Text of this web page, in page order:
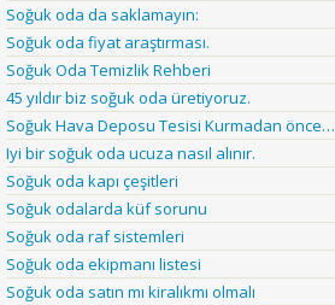
Soğuk oda da saklamayın:
Soğuk oda fiyat araştırması.
Soğuk Oda Temizlik Rehberi
45 yıldır biz soğuk oda üretiyoruz.
Soğuk Hava Deposu Tesisi Kurmadan önce…
Iyi bir soğuk oda ucuza nasıl alınır.
Soğuk oda kapı çeşitleri
Soğuk odalarda küf sorunu
Soğuk oda raf sistemleri
Soğuk oda ekipmanı listesi
Soğuk oda satın mı kiralıkmı olmalı